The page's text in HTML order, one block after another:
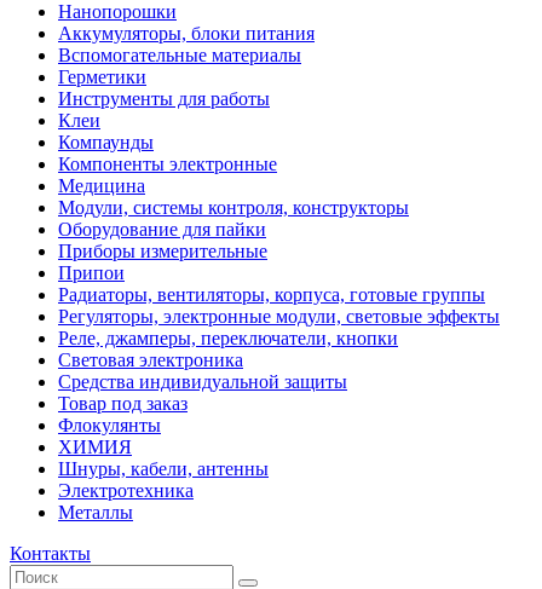
Нанопорошки
Аккумуляторы, блоки питания
Вспомогательные материалы
Герметики
Инструменты для работы
Клеи
Компаунды
Компоненты электронные
Медицина
Модули, системы контроля, конструкторы
Оборудование для пайки
Приборы измерительные
Припои
Радиаторы, вентиляторы, корпуса, готовые группы
Регуляторы, электронные модули, световые эффекты
Реле, джамперы, переключатели, кнопки
Световая электроника
Средства индивидуальной защиты
Товар под заказ
Флокулянты
ХИМИЯ
Шнуры, кабели, антенны
Электротехника
Металлы
Контакты